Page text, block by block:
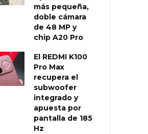
más pequeña,
doble cámara
de 48 MP y
chip A20 Pro
El REDMI K100
Pro Max
recupera el
subwoofer
integrado y
apuesta por
pantalla de 185
Hz